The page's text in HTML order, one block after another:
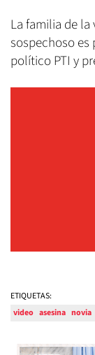
La familia de
sospechoso
político PTI y
ETIQUETAS:
video asesina novia